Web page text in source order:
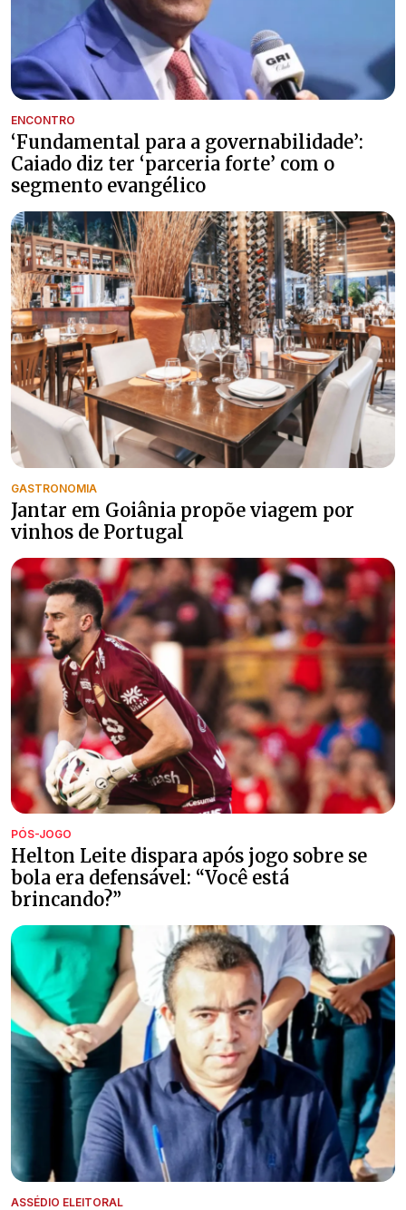
ENCONTRO
‘Fundamental para a governabilidade’:
Caiado diz ter ‘parceria forte’ com o
segmento evangélico
GASTRONOMIA
Jantar em Goiânia propõe viagem por
vinhos de Portugal
PÓS-JOGO
Helton Leite dispara após jogo sobre se
bola era defensável: “Você está
brincando?”
ASSÉDIO ELEITORAL